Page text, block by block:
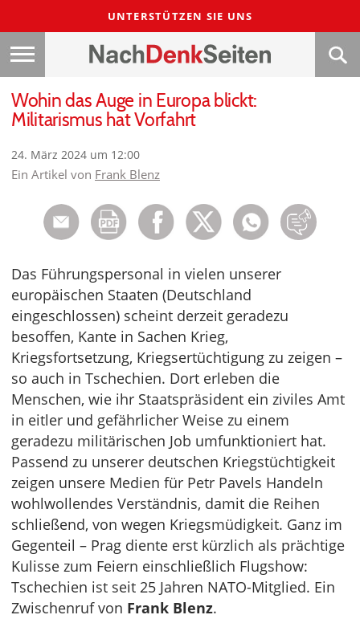
UNTERSTÜTZEN SIE UNS
Wohin das Auge in Europa blickt:
Militarismus hat Vorfahrt
24. März 2024 um 12:00
Ein Artikel von Frank Blenz
Das Führungspersonal in vielen unserer
europäischen Staaten (Deutschland
eingeschlossen) scheint derzeit geradezu
besoffen, Kante in Sachen Krieg,
Kriegsfortsetzung, Kriegsertüchtigung zu zeigen –
so auch in Tschechien. Dort erleben die
Menschen, wie ihr Staatspräsident ein ziviles Amt
in eitler und gefährlicher Weise zu einem
geradezu militärischen Job umfunktioniert hat.
Passend zu unserer deutschen Kriegstüchtigkeit
zeigen unsere Medien für Petr Pavels Handeln
wohlwollendes Verständnis, damit die Reihen
schließend, von wegen Kriegsmüdigkeit. Ganz im
Gegenteil – Prag diente erst kürzlich als prächtige
Kulisse zum Feiern einschließlich Flugshow:
Tschechien ist seit 25 Jahren NATO-Mitglied. Ein
Zwischenruf von Frank Blenz.